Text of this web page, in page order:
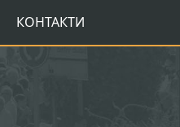
КОНТАКТИ